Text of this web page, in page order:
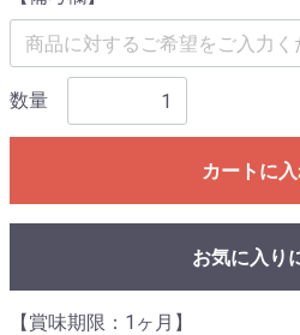
数量
カートに
お気に入り
【賞味期限：1ヶ月】